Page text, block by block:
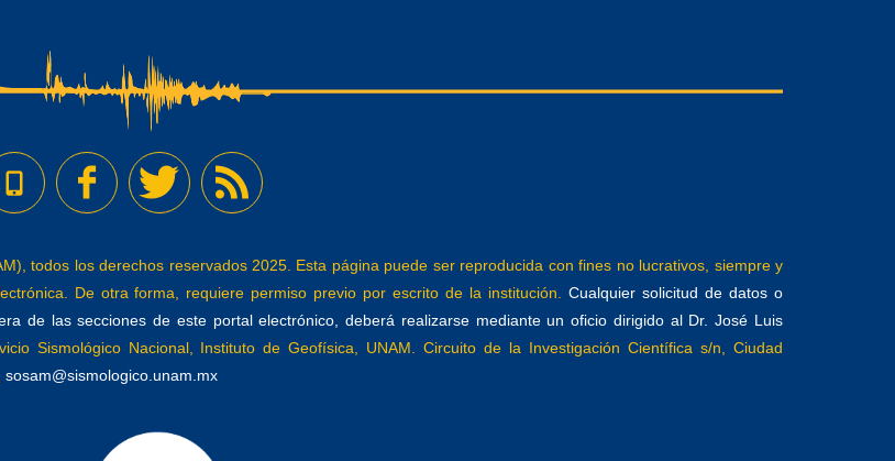
todos los derechos reservados 2025. Esta página puede ser reproducida con fines no lucrativos, siempre y
De otra forma, requiere permiso previo por escrito de la institución.Cualquier solicitud de datos o
de las secciones de este portal electrónico, deberá realizarse mediante un oficio dirigido al Dr. José Luis
Sismológico Nacional, Instituto de Geofísica, UNAM. Circuito de la Investigación Científica s/n, Ciudad
sosam@sismologico.unam.mx